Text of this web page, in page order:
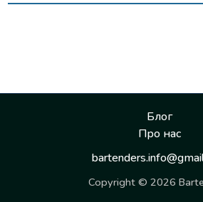
Блог
Про нас
Copyright © 2026